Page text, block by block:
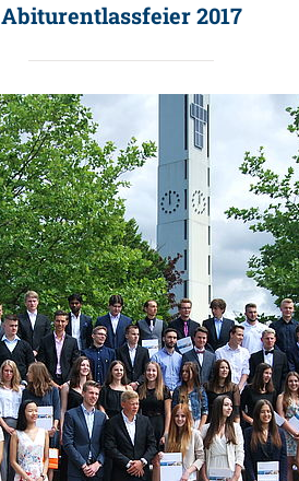
Abiturentlassfeier 2017